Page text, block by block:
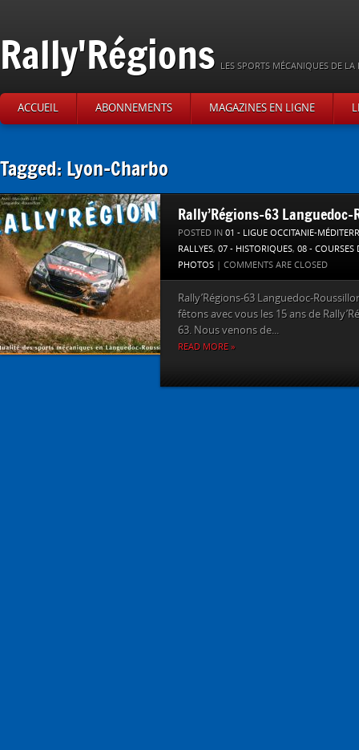
Rally'Régions LES SPORTS MÉCANIQUES DE
ACCUEIL ABONNEMENTS MAGAZINES EN LIGNE
Tagged: Lyon-Charbo
Rally’Régions-63
POSTED IN 01 - LIGUE OCCITANIE-
RALLYES, 07 - HISTORIQUES, 08 - COURSES
PHOTOS | COMMENTS ARE CLOSED
Rally’Régions-63 Languedoc-
fêtons avec vous les 15 ans de
63. Nous venons de...
READ MORE »